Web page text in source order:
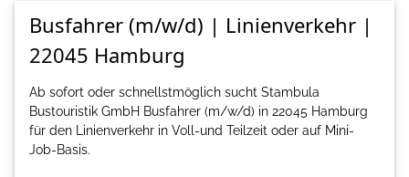
Busfahrer (m/w/d) | Linienverkehr |
22045 Hamburg
Ab sofort oder schnellstmöglich sucht Stambula
Bustouristik GmbH Busfahrer (m/w/d) in 22045 Hamburg
für den Linienverkehr in Voll-und Teilzeit oder auf Mini-
Job-Basis.